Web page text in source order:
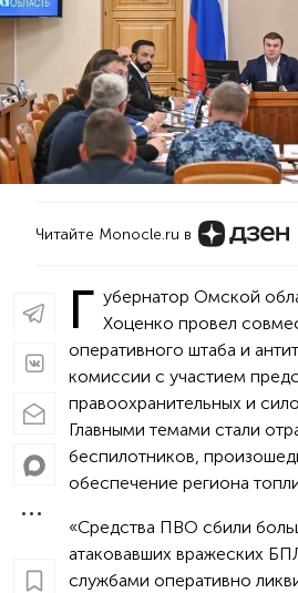
Читайте Monocle.ru в
Г убернатор Омской
Хоценко провел
оперативного штаба и
комиссии с участием
правоохранительных и
Главными темами стали
беспилотников,
обеспечение региона
«Средства ПВО сбили
атаковавших вражеских
службами оперативно